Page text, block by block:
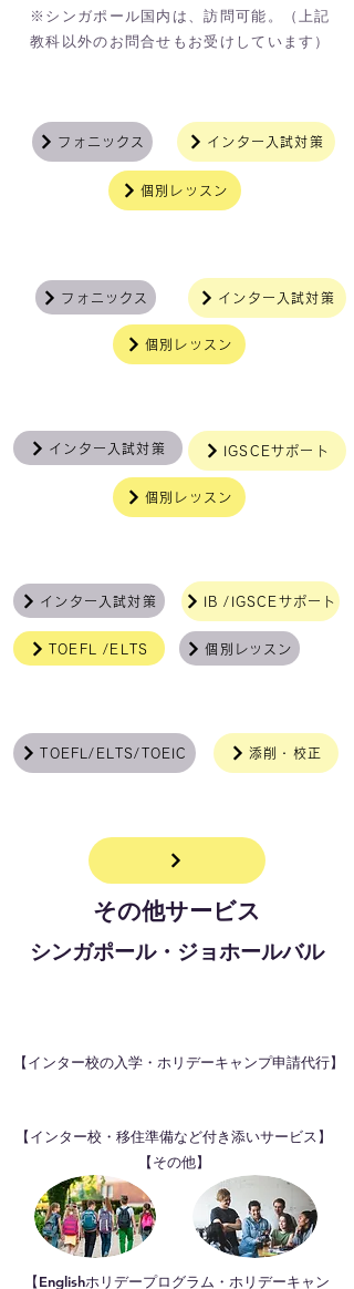
※シンガポール国内は、訪問可能。（上記
教科以外のお問合せもお受けしています）
フォニックス インター入試対策
個別レッスン
フォニックス インター入試対策
個別レッスン
インター入試対策 IGSCEサポート
個別レッスン
インター入試対策 IB /IGSCEサポート
TOEFL /ELTS 個別レッスン
TOEFL/ELTS/TOEIC 添削・校正
その他サービス
シンガポール・ジョホールバル
【インター校の入学・ホリデーキャンプ申請代行】
​【インター校・移住準備など付き添いサービス】
【その他】
【​Englishホリデープログラム・ホリデーキャン